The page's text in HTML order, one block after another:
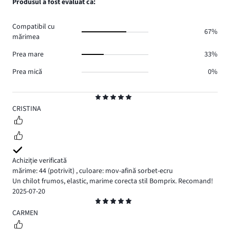
5
CRISTINA
Achiziție verificată
mărime: 44 (potrivit) ,culoare: mov-afină sorbet-ecru
Un chilot frumos, elastic, marime corecta stil Bomprix. Recomand!
2025-07-20
5
CARMEN
Compatibil cu
mărimea
67%
Prea mare
33%
Prea mică
0%